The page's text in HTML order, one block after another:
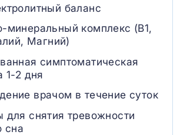
баланс
минеральный комплекс (B1,
Магний)
симптоматическая
1-2 дня
врачом в течение суток
для снятия тревожности
сна